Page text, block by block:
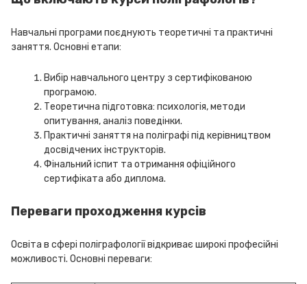
Навчальні програми поєднують теоретичні та практичні
заняття. Основні етапи:
Вибір навчального центру з сертифікованою
програмою.
Теоретична підготовка: психологія, методи
опитування, аналіз поведінки.
Практичні заняття на поліграфі під керівництвом
досвідчених інструкторів.
Фінальний іспит та отримання офіційного
сертифіката або диплома.
Переваги проходження курсів
Освіта в сфері поліграфології відкриває широкі професійні
можливості. Основні переваги: